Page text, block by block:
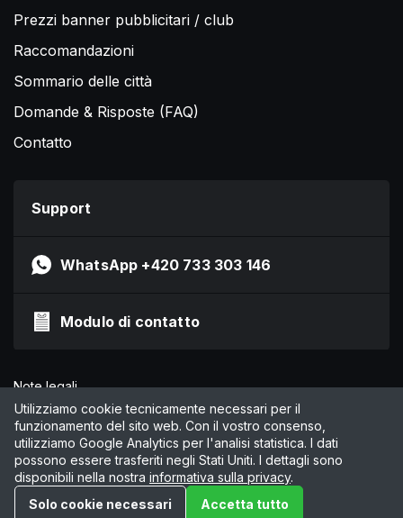
Prezzi banner pubblicitari / club
Raccomandazioni
Sommario delle città
Domande & Risposte (FAQ)
Contatto
Support
WhatsApp +420 733 303 146
Modulo di contatto
Note legali
Informativa sulla privacy
CGC
Gestisci cookie
© 2026 by Online Marketing Solutions AG
Utilizziamo cookie tecnicamente necessari per il
funzionamento del sito web. Con il vostro consenso,
utilizziamo Google Analytics per l'analisi statistica. I dati
possono essere trasferiti negli Stati Uniti. I dettagli sono
disponibili nella nostra informativa sulla privacy.
Solo cookie necessari
Accetta tutto